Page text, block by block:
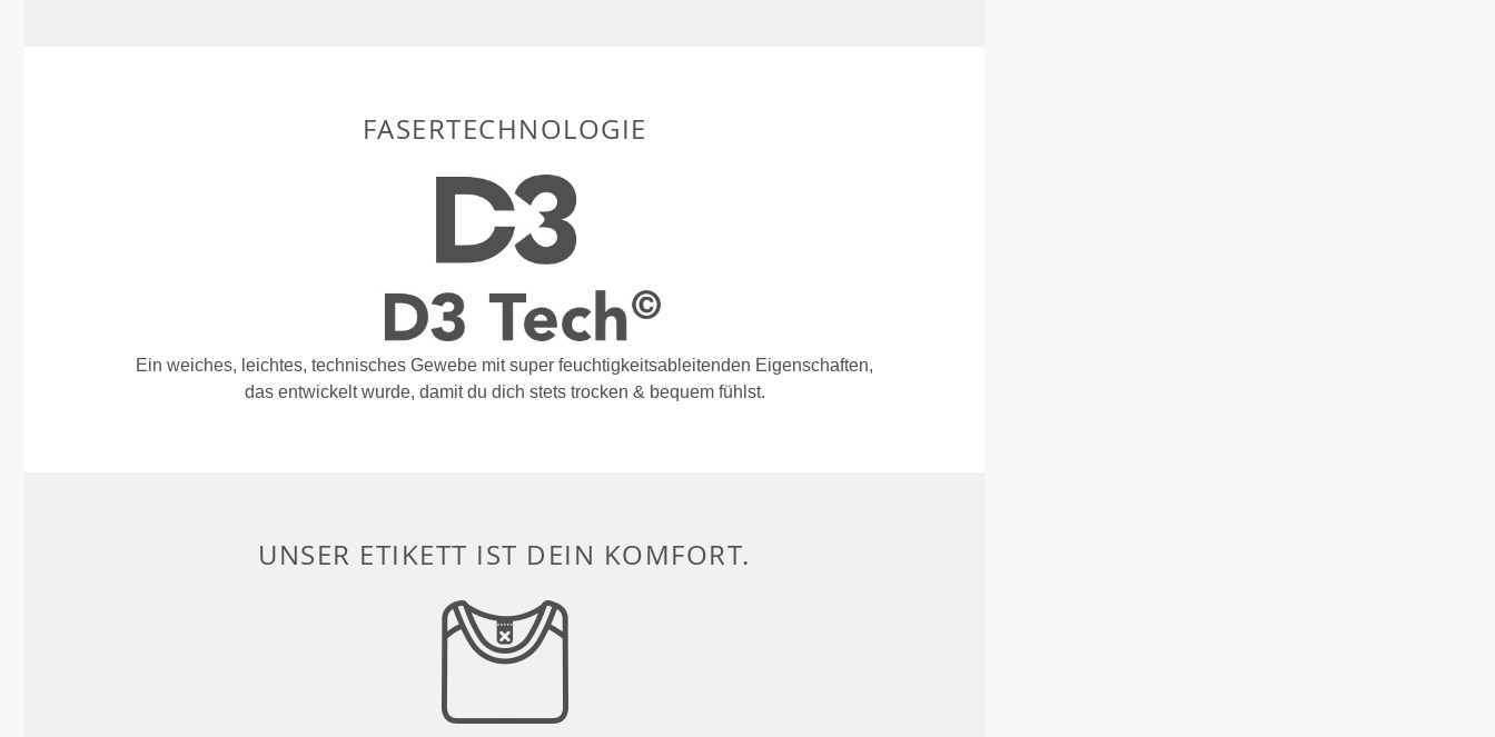
FASERTECHNOLOGIE
Ein weiches, leichtes, technisches Gewebe mit super feuchtigkeitsableitenden Eigenschaften,
das entwickelt wurde, damit du dich stets trocken & bequem fühlst.
UNSER ETIKETT IST DEIN KOMFORT.